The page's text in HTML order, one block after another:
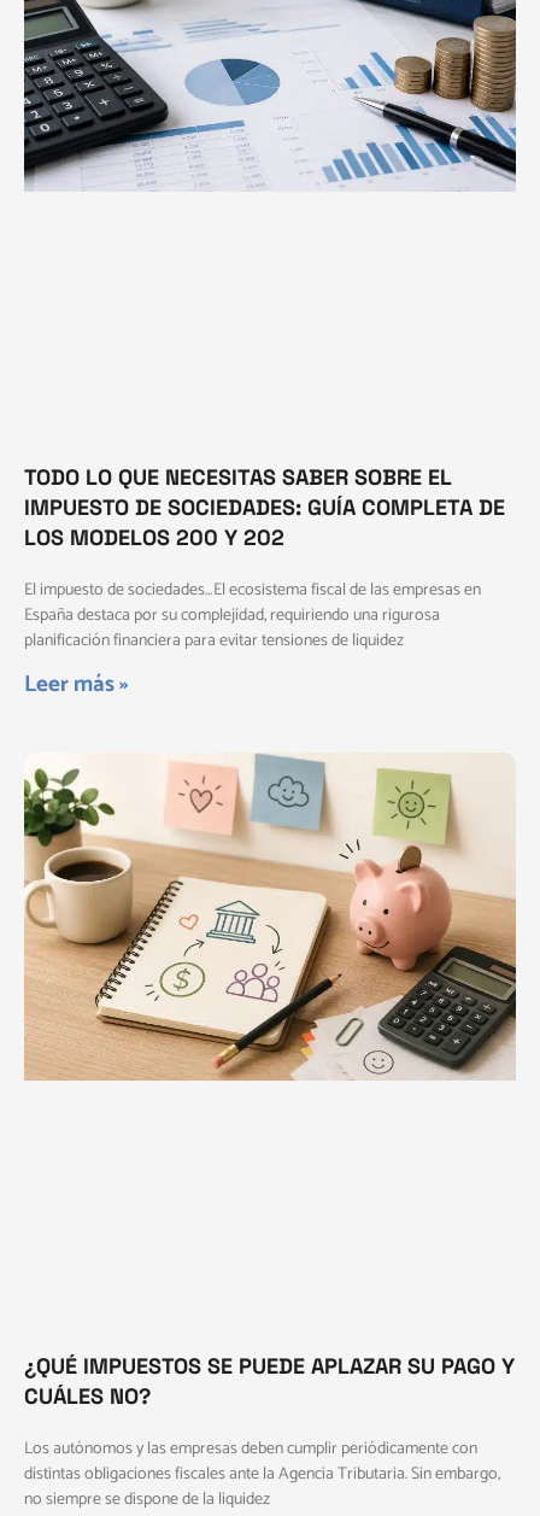
TODO LO QUE NECESITAS SABER SOBRE EL
IMPUESTO DE SOCIEDADES: GUÍA COMPLETA DE
LOS MODELOS 200 Y 202
El impuesto de sociedades…El ecosistema fiscal de las empresas en
España destaca por su complejidad, requiriendo una rigurosa
planificación financiera para evitar tensiones de liquidez
Leer más »
¿QUÉ IMPUESTOS SE PUEDE APLAZAR SU PAGO Y
CUÁLES NO?
Los autónomos y las empresas deben cumplir periódicamente con
distintas obligaciones fiscales ante la Agencia Tributaria. Sin embargo,
no siempre se dispone de la liquidez